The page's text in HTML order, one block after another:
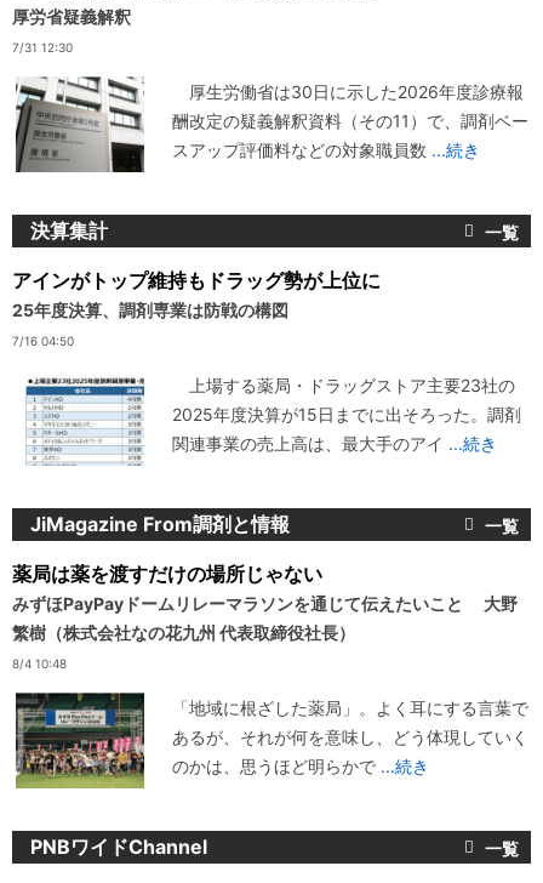
厚労省疑義解釈
7/31 12:30
厚生労働省は30日に示した2026年度診療報
酬改定の疑義解釈資料（その11）で、調剤ベー
スアップ評価料などの対象職員数 ...続き
決算集計
アインがトップ維持もドラッグ勢が上位に
25年度決算、調剤専業は防戦の構図
7/16 04:50
上場する薬局・ドラッグストア主要23社の
2025年度決算が15日までに出そろった。調剤
関連事業の売上高は、最大手のアイ ...続き
JiMagazine From調剤と情報
薬局は薬を渡すだけの場所じゃない
みずほPayPayドームリレーマラソンを通じて伝えたいこと 大野
繁樹（株式会社なの花九州 代表取締役社長）
8/4 10:48
「地域に根ざした薬局」。よく耳にする言葉で
あるが、それが何を意味し、どう体現していく
のかは、思うほど明らかで ...続き
PNBワイドChannel